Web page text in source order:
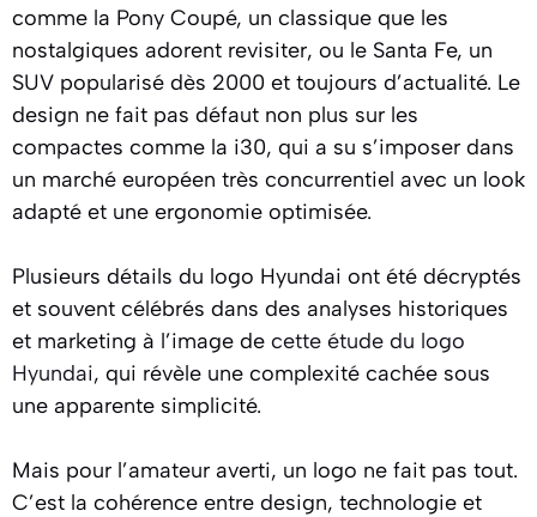
comme la Pony Coupé, un classique que les
nostalgiques adorent revisiter, ou le Santa Fe, un
SUV popularisé dès 2000 et toujours d’actualité. Le
design ne fait pas défaut non plus sur les
compactes comme la i30, qui a su s’imposer dans
un marché européen très concurrentiel avec un look
adapté et une ergonomie optimisée.
Plusieurs détails du logo Hyundai ont été décryptés
et souvent célébrés dans des analyses historiques
et marketing à l’image de cette étude du logo
Hyundai, qui révèle une complexité cachée sous
une apparente simplicité.
Mais pour l’amateur averti, un logo ne fait pas tout.
C’est la cohérence entre design, technologie et